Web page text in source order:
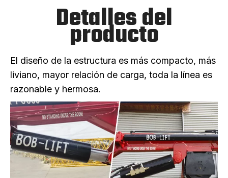
Detalles del
producto
El diseño de la estructura es más compacto, más
liviano, mayor relación de carga, toda la línea es
razonable y hermosa.